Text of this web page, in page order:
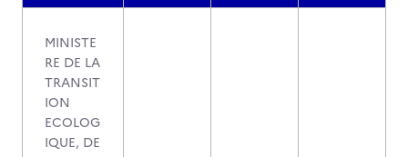
MINISTE
RE DE LA
TRANSIT
ION
ECOLOG
IQUE, DE